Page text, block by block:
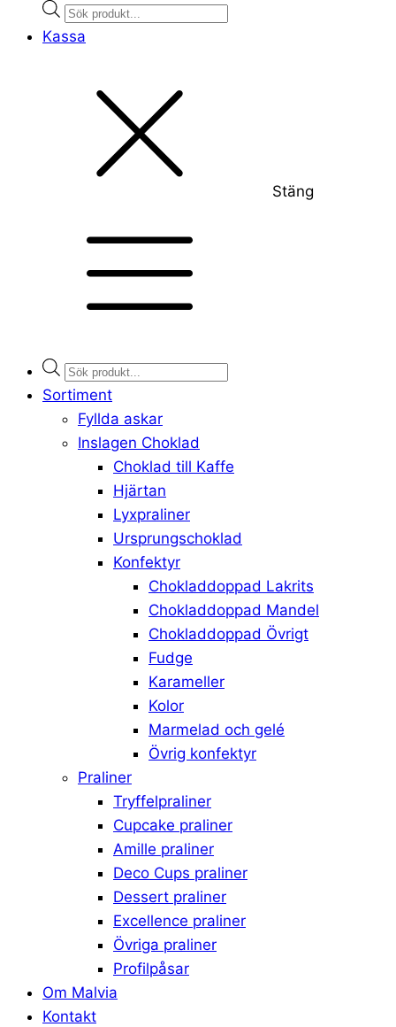
Products
search
Kassa
Stäng
Products
search
Sortiment
Fyllda askar
Inslagen Choklad
Choklad till Kaffe
Hjärtan
Lyxpraliner
Ursprungschoklad
Konfektyr
Chokladdoppad Lakrits
Chokladdoppad Mandel
Chokladdoppad Övrigt
Fudge
Karameller
Kolor
Marmelad och gelé
Övrig konfektyr
Praliner
Tryffelpraliner
Cupcake praliner
Amille praliner
Deco Cups praliner
Dessert praliner
Excellence praliner
Övriga praliner
Profilpåsar
Om Malvia
Kontakt